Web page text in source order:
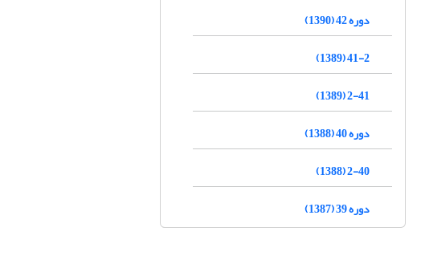
دوره 42 (1390)
41-2 (1389)
2-41 (1389)
دوره 40 (1388)
2-40 (1388)
دوره 39 (1387)